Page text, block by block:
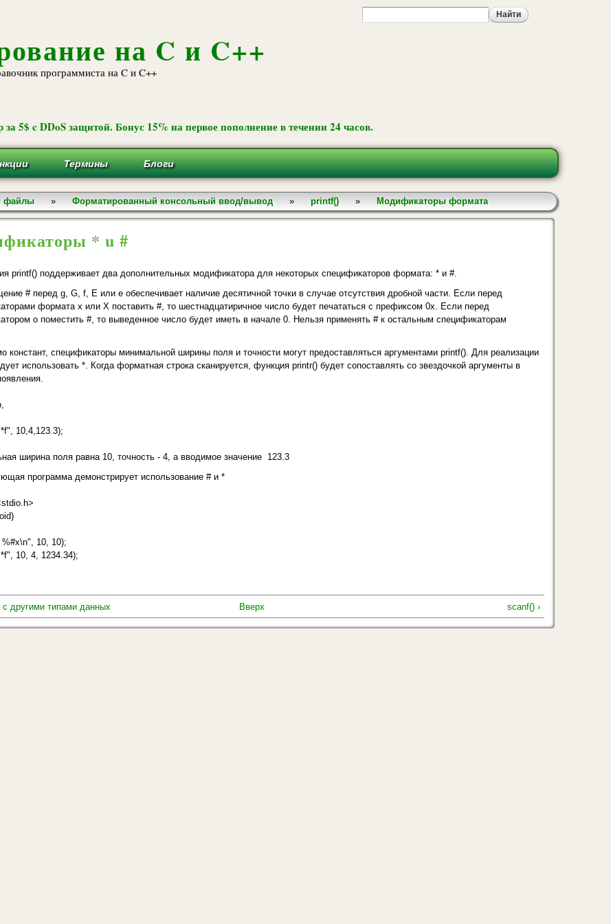
на C и C++
программиста на C и C++
5$ c DDoS защитой. Бонус 15% на первое пополнение в течении 24 часов.
Термины Блоги
файлы » Форматированный консольный ввод/вывод » printf() » Модификаторы формата
* u #
printf() поддерживает два дополнительных модификатора для некоторых спецификаторов формата: * и #.
# перед g, G, f, Е или е обеспечивает наличие десятичной точки в случае отсутствия дробной части. Если перед
формата х или X поставить #, то шестнадцатиричное число будет печататься с префиксом 0х. Если перед
о поместить #, то выведенное число будет иметь в начале 0. Нельзя применять # к остальным спецификаторам
констант, спецификаторы минимальной ширины поля и точности могут предоставляться аргументами printf(). Для реализации
использовать *. Когда форматная строка сканируется, функция printr() будет сопоставлять со звездочкой аргументы в
10,4,123.3);
ширина поля равна 10, точность - 4, а вводимое значение 123.3
программа демонстрирует использование # и *
10, 10);
10, 4, 1234.34);
с другими типами данных Вверх scanf() ›